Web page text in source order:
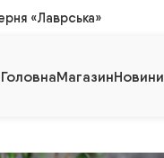
«Лаврська»
ГоловнаМагазинНовини